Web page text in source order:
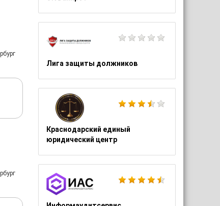
Лига защиты должников
Краснодарский единый
юридический центр